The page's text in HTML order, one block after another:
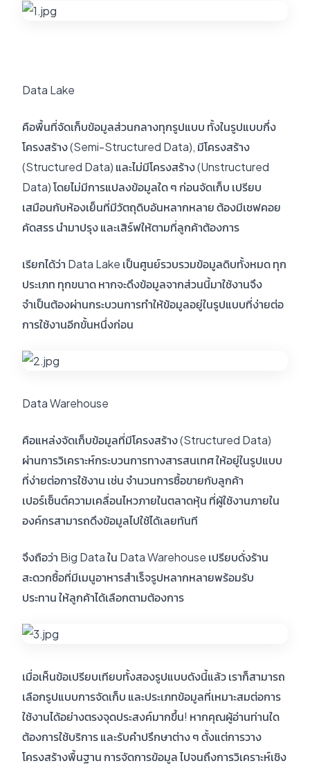
Data Lake
คือพื้นที่จัดเก็บข้อมูลส่วนกลางทุกรูปแบบ ทั้งในรูปแบบกึ่ง
โครงสร้าง (Semi-Structured Data), มีโครงสร้าง
(Structured Data) และไม่มีโครงสร้าง (Unstructured
Data) โดยไม่มีการแปลงข้อมูลใด ๆ ก่อนจัดเก็บ เปรียบ
เสมือนกับห้องเย็นที่มีวัตถุดิบอันหลากหลาย ต้องมีเชฟคอย
คัดสรร นำมาปรุง และเสิร์ฟให้ตามที่ลูกค้าต้องการ
เรียกได้ว่า Data Lake เป็นศูนย์รวบรวมข้อมูลดิบทั้งหมด ทุก
ประเภท ทุกขนาด หากจะดึงข้อมูลจากส่วนนี้มาใช้งานจึง
จำเป็นต้องผ่านกระบวนการทำให้ข้อมูลอยู่ในรูปแบบที่ง่ายต่อ
การใช้งานอีกขั้นหนึ่งก่อน
Data Warehouse
คือแหล่งจัดเก็บข้อมูลที่มีโครงสร้าง (Structured Data)
ผ่านการวิเคราะห์กระบวนการทางสารสนเทศ ให้อยู่ในรูปแบบ
ที่ง่ายต่อการใช้งาน เช่น จำนวนการซื้อขายกับลูกค้า
เปอร์เซ็นต์ความเคลื่อนไหวภายในตลาดหุ้น ที่ผู้ใช้งานภายใน
องค์กรสามารถดึงข้อมูลไปใช้ได้เลยทันที
จึงถือว่า Big Data ใน Data Warehouse เปรียบดั่งร้าน
สะดวกซื้อที่มีเมนูอาหารสำเร็จรูปหลากหลายพร้อมรับ
ประทาน ให้ลูกค้าได้เลือกตามต้องการ
เมื่อเห็นข้อเปรียบเทียบทั้งสองรูปแบบดังนี้แล้ว เราก็สามารถ
เลือกรูปแบบการจัดเก็บ และประเภทข้อมูลที่เหมาะสมต่อการ
ใช้งานได้อย่างตรงจุดประสงค์มากขึ้น! หากคุณผู้อ่านท่านใด
ต้องการใช้บริการ และรับคำปรึกษาต่าง ๆ ตั้งแต่การวาง
โครงสร้างพื้นฐาน การจัดการข้อมูล ไปจนถึงการวิเคราะห์เชิง